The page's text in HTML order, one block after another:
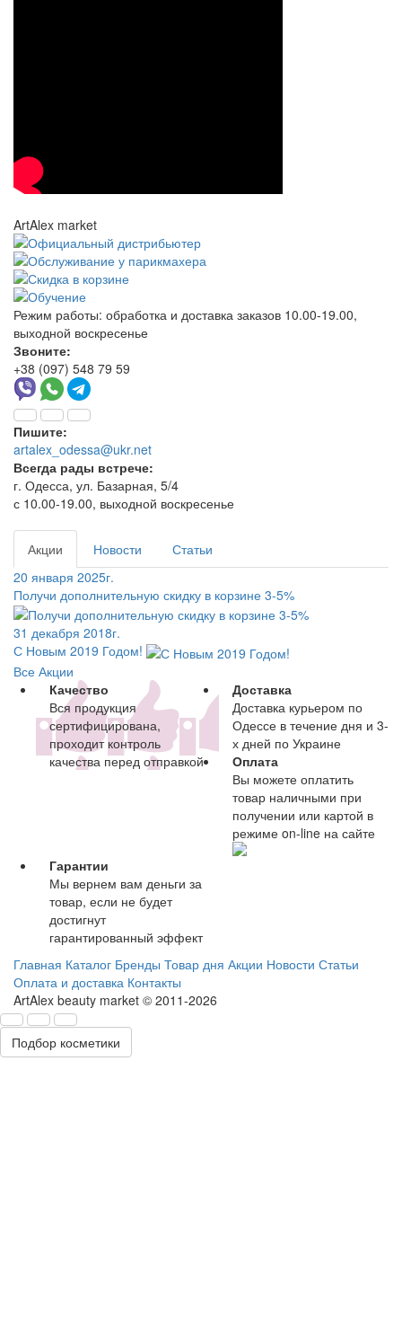
ArtAlex market
Режим работы: обработка и доставка заказов 10.00-19.00,
выходной воскресенье
Звоните:
+38 (097) 548 79 59
Пишите:
artalex_odessa@ukr.net
Всегда рады встрече:
г. Одесса, ул. Базарная, 5/4
с 10.00-19.00, выходной воскресенье
Акции Новости
Статьи
20 января 2025г.
Получи дополнительную скидку в корзине 3-5%
31 декабря 2018г.
С Новым 2019 Годом!
Все Акции
Качество
Вся продукция
сертифицирована,
проходит контроль
качества перед отправкой
Доставка
Доставка курьером по
Одессе в течение дня и 3-
х дней по Украине
Оплата
Вы можете оплатить
товар наличными при
получении или картой в
режиме on-line на сайте
Гарантии
Мы вернем вам деньги за
товар, если не будет
достигнут
гарантированный эффект
Главная Каталог Бренды Товар дня Акции Новости Статьи
Оплата и доставка Контакты
ArtAlex beauty market © 2011-2026
Подбор косметики